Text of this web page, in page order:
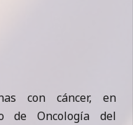
con cáncer, en
de Oncología del